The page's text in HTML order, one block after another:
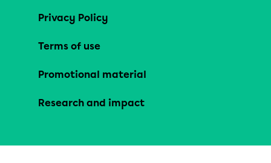
Privacy Policy
Terms of use
Promotional material
Research and impact